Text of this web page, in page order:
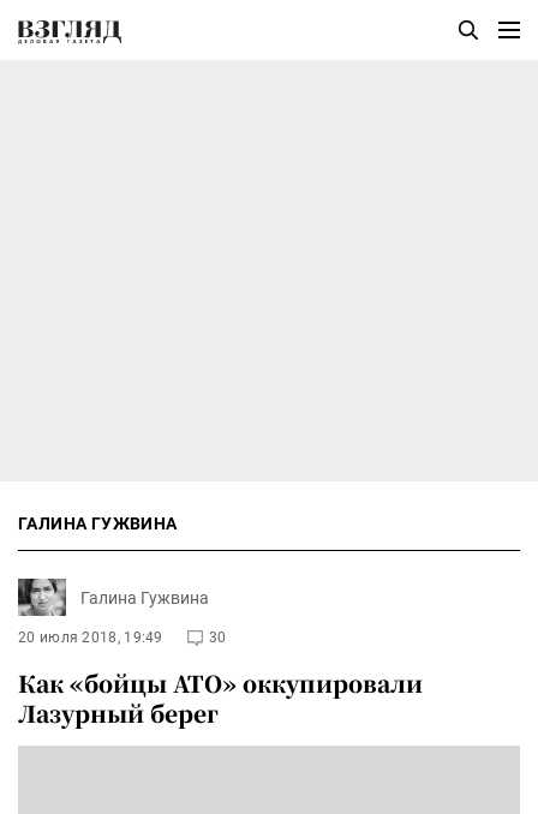
ГАЛИНА ГУЖВИНА
Галина Гужвина
20 июля 2018, 19:49 30
Как «бойцы АТО» оккупировали
Лазурный берег